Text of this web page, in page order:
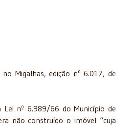
Migalhas, edição nº 6.017, de
nº 6.989/66 do Município de
não construído o imóvel “cuja